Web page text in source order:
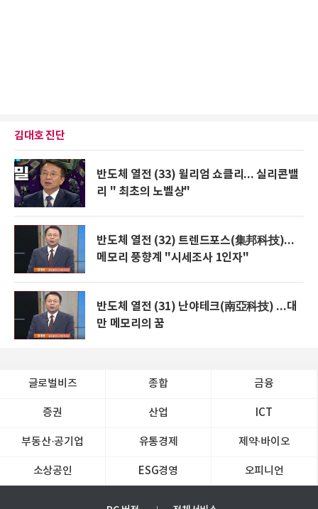
김대호 진단
반도체 열전 (33) 윌리엄 쇼클리... 실리콘밸
리 " 최초의 노벨상"
반도체 열전 (32) 트렌드포스(集邦科技)...
메모리 풍향계 "시세조사 1인자"
반도체 열전 (31) 난야테크(南亞科技) ...대
만 메모리의 꿈
글로벌비즈 종합 금융
증권 산업 ICT
부동산·공기업 유통경제 제약∙바이오
소상공인 ESG경영 오피니언